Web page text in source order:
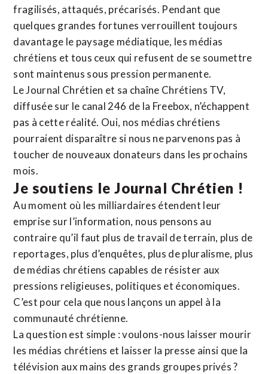
fragilisés, attaqués, précarisés. Pendant que
quelques grandes fortunes verrouillent toujours
davantage le paysage médiatique, les médias
chrétiens et tous ceux qui refusent de se soumettre
sont maintenus sous pression permanente.
Le Journal Chrétien et sa chaîne Chrétiens TV,
diffusée sur le canal 246 de la Freebox, n’échappent
pas à cette réalité. Oui, nos médias chrétiens
pourraient disparaître si nous ne parvenons pas à
toucher de nouveaux donateurs dans les prochains
mois.
Je soutiens le Journal Chrétien !
Au moment où les milliardaires étendent leur
emprise sur l’information, nous pensons au
contraire qu’il faut plus de travail de terrain, plus de
reportages, plus d’enquêtes, plus de pluralisme, plus
de médias chrétiens capables de résister aux
pressions religieuses, politiques et économiques.
C’est pour cela que nous lançons un appel à la
communauté chrétienne.
La question est simple : voulons-nous laisser mourir
les médias chrétiens et laisser la presse ainsi que la
télévision aux mains des grands groupes privés ?